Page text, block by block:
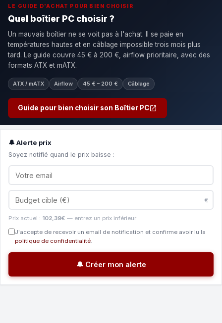
LE GUIDE D'ACHAT POUR BIEN CHOISIR
Quel boîtier PC choisir ?
Un mauvais boîtier ne se voit pas à l'achat. Il se paie en
températures hautes et en câblage impossible trois mois plus
tard. Le guide couvre 45 € à 200 €, airflow prioritaire, avec des
formats ATX et mATX.
ATX / mATX Airflow 45 € – 200 € Câblage
Guide pour bien choisir son Boîtier PC
🔔 Alerte prix
Soyez notifié quand le prix baisse :
€
Prix actuel : 102,39€ — entrez un prix inférieur
J'accepte de recevoir un email de notification et confirme avoir lu la
politique de confidentialité.
🔔 Créer mon alerte